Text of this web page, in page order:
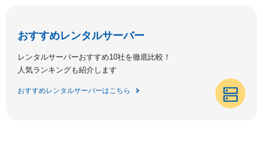
おすすめレンタルサーバー
レンタルサーバーおすすめ10社を徹底比較！
人気ランキングも紹介します
おすすめレンタルサーバーはこちら